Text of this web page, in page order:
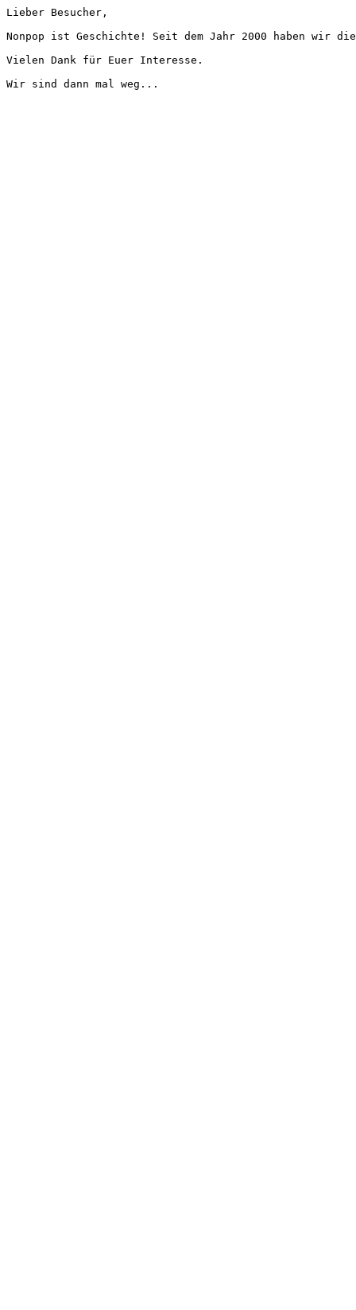
Lieber Besucher,
Nonpop ist Geschichte! Seit dem Jahr 2000 haben wir
Vielen Dank für Euer Interesse.
Wir sind dann mal weg...